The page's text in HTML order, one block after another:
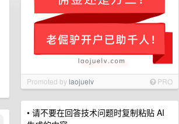
Promoted bylaojuelv PRO
• 请不要在回答技术问题时复制粘贴 AI